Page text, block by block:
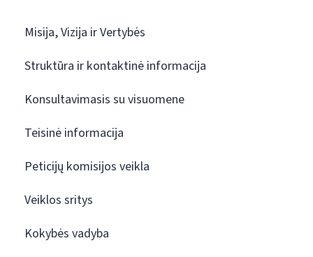
Misija, Vizija ir Vertybės
Struktūra ir kontaktinė informacija
Konsultavimasis su visuomene
Teisinė informacija
Peticijų komisijos veikla
Veiklos sritys
Kokybės vadyba